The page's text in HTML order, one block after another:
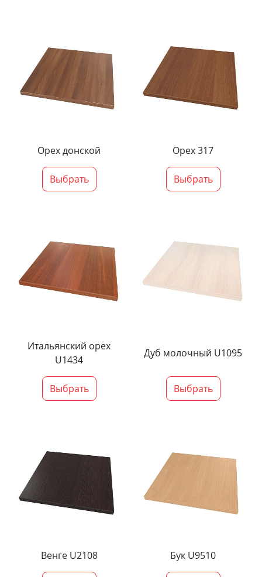
Орех донской
Выбрать
Орех 317
Выбрать
Итальянский орех
U1434
Выбрать
Дуб молочный U1095
Выбрать
Венге U2108 Бук U9510